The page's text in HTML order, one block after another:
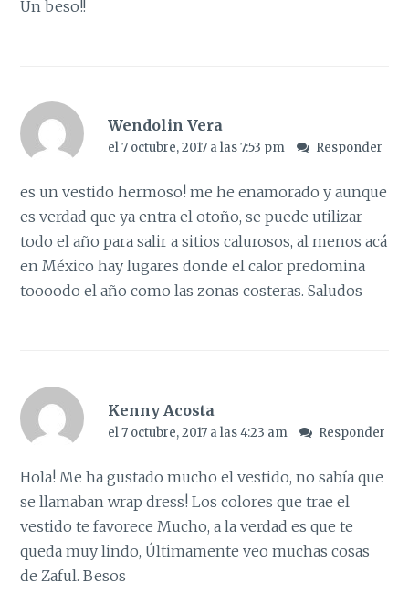
Un beso!!
Wendolin Vera
el 7 octubre, 2017 a las 7:53 pm Responder
es un vestido hermoso! me he enamorado y aunque
es verdad que ya entra el otoño, se puede utilizar
todo el año para salir a sitios calurosos, al menos acá
en México hay lugares donde el calor predomina
toooodo el año como las zonas costeras. Saludos
Kenny Acosta
el 7 octubre, 2017 a las 4:23 am Responder
Hola! Me ha gustado mucho el vestido, no sabía que
se llamaban wrap dress! Los colores que trae el
vestido te favorece Mucho, a la verdad es que te
queda muy lindo, Últimamente veo muchas cosas
de Zaful. Besos